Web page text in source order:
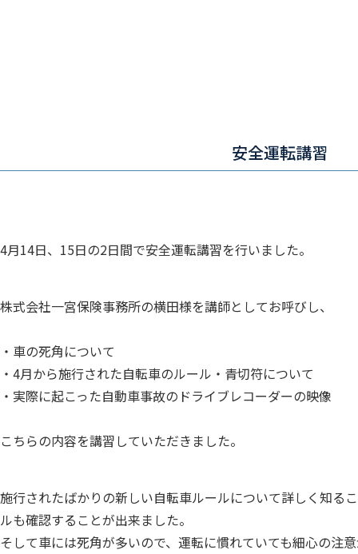
安全運転講習
4月14日、15日の2日間で安全運転講習を行いました。
株式会社一宮保険事務所の横田様を講師としてお呼びし、
・車の死角について
・4月から施行された自転車のルール・青切符について
・実際に起こった自動車事故のドライブレコーダーの映像
こちらの内容を講習していただきました。
施行されたばかりの新しい自転車ルールについて詳しく知る
ルも確認することが出来ました。
そして車には死角が多いので、運転に慣れていても細心の注